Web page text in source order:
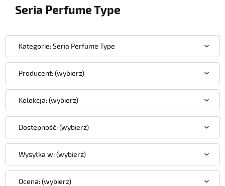
Seria Perfume Type
Kategorie: Seria Perfume Type
Producent: (wybierz)
Kolekcja: (wybierz)
Dostępność: (wybierz)
Wysyłka w: (wybierz)
Ocena: (wybierz)